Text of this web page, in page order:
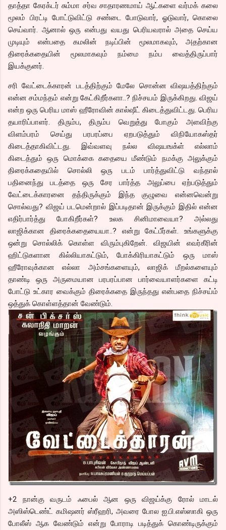
தாத்தா கேரக்டர் சும்மா சர்வ சாதாரணமாய் ஆட்களை வர்மக் கலை
மூலம் பிரட்டி போட்டுவிட்டு சண்டை போடுவார், ஓடுவார், கொலை
செய்வார். ஆனால் ஒரு என்பது வயது பெரியவரால் அதை செய்ய
முடியும் என்பதை கமலின் நடிப்பின் மூலமாகவும், அதற்கான
திரைக்கதையின் மூலமாகவும் நம்மை நம்ப வைத்திருப்பார்
இயக்குனர்.
சரி வேட்டைக்காரன் படத்திற்கும் மேலே சொன்ன விஷயத்திற்கும்
என்ன சம்மந்தம் என்று கேட்கிறீர்களா..? நிச்சயம் இருக்கிறது. விஜய்
என்ற ஒரு பெரிய மாஸ் ஹீரோவின் கால்ஷீட் கிடைத்துவிட்டது. பெரிய
தயாரிப்பாளர். திரும்ப, திரும்ப வெறுத்து போகும் அளவிற்கு
விளம்பரம் செய்து பரபரப்பை ஏறபடுத்தும் விநியோகஸ்தர்
கிடைத்தாகிவிட்டது. இவ்வளவு நல்ல விஷயஙக்ள் எல்லாம்
கிடைத்தும் ஒரு மொக்கை கதையை மீண்டும் நமக்கு அலுக்கும்
திரைக்கதையில் சொல்லி ஒரு படம் பார்த்துவிட்டு வந்தால்
பதினைந்து படத்தை ஒரு சேர பார்த்த அலுப்பை ஏற்படுத்தும்
வேட்டைக்காரனை தந்திருக்கும் இந்த குழுவை என்னவென்று
சொல்வது? விஜய் படமென்றால் இப்படிதான் இருக்கும் இதில் என்ன
எதிர்பார்த்து போகிறீர்கள்? உலக சினிமாவையா? அல்லது
லாஜிக்கான திரைக்கதையையா..? என்று கேட்பீர்கள். உங்களுக்கு
ஒன்று சொல்லிக் கொள்ள விரும்புகிறேன். விஜயின் எவர்கீரின்
ஹிட்டுகளான கில்லியாகட்டும், போக்கிரியாகட்டும் ஒரு மாஸ்
ஹீரோவுக்கான எல்லா அம்சங்களையும், லாஜிக் மீறல்களையும்
தாண்டி ஒரு அருமையான பரபரப்பான பார்வையாளர்களை கட்டி
போட்டு உட்கார வைக்கும் திரைக்கதை இருந்தது என்பதை நிச்சய்ம்
ஒத்துக் கொள்ளத்தான் வேண்டும்.
+2 நான்கு வருடம் ஃபைல் ஆன ஒரு விஜய்க்கு ரோல் மாடல்
அஸிஸ்டெண்ட் கமிஷனர் ஸ்ரீஹரி, அவரை போல ஐ.பி.எஸ்ஸாகி ஒரு
போலீஸ் ஆக வேண்டும் என்று போராடி படித்துக் கொண்டிருக்கும்